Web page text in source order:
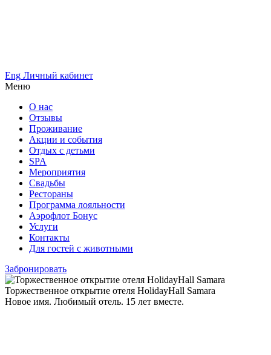
Eng Личный кабинет
Меню
О нас
Отзывы
Проживание
Акции и события
Отдых с детьми
SPA
Мероприятия
Свадьбы
Рестораны
Программа лояльности
Аэрофлот Бонус
Услуги
Контакты
Для гостей с животными
Забронировать
Торжественное открытие отеля HolidayHall Samara
Новое имя. Любимый отель. 15 лет вместе.